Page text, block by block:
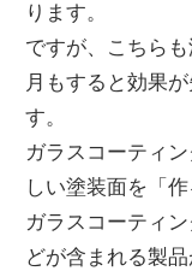
ります。
ですが、こちら
月もすると効果
す。
ガラスコーティ
しい塗装面を「
ガラスコーティ
どが含まれる製